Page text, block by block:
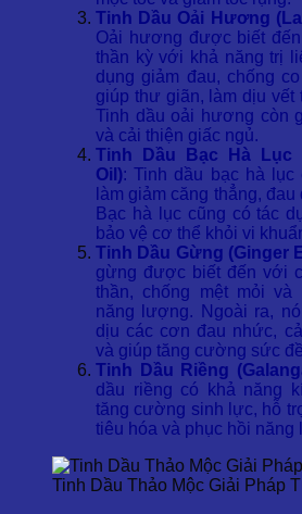
Tinh Dầu Oải Hương
Oải hương được biết
thần kỳ với khả năng trị
dụng giảm đau, chống
giúp thư giãn, làm dịu
Tinh dầu oải hương còn
và cải thiện giấc ngủ.
Tinh Dầu Bạc Hà Lục
Oil): Tinh dầu bạc hà
làm giảm căng thẳng,
Bạc hà lục cũng có tác
bảo vệ cơ thể khỏi vi
Tinh Dầu Gừng (Ginger
gừng được biết đến với
thần, chống mệt mỏi
năng lượng. Ngoài ra,
dịu các cơn đau nhức,
và giúp tăng cường sức
Tinh Dầu Riềng
dầu riềng có khả năng
tăng cường sinh lực, hỗ
tiêu hóa và phục hồi
Tinh Dầu Thảo Mộc Giải Pháp